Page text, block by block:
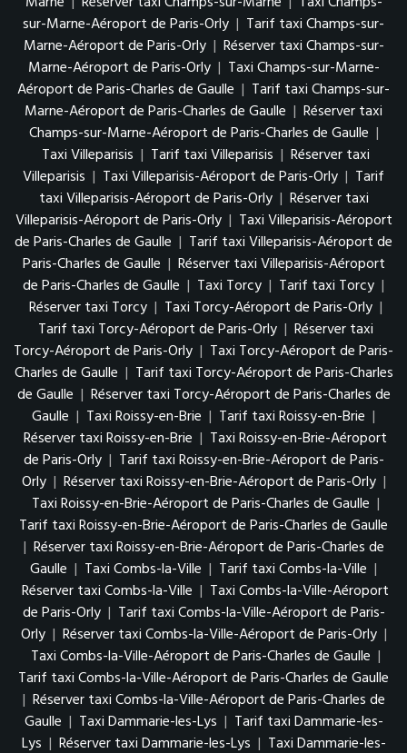
sur-Marne-Aéroport de Paris-Orly | Tarif taxi Champs-sur-
Marne-Aéroport de Paris-Orly | Réserver taxi Champs-sur-
Marne-Aéroport de Paris-Orly | Taxi Champs-sur-Marne-
Aéroport de Paris-Charles de Gaulle | Tarif taxi Champs-sur-
Marne-Aéroport de Paris-Charles de Gaulle | Réserver taxi
Champs-sur-Marne-Aéroport de Paris-Charles de Gaulle |
Taxi Villeparisis | Tarif taxi Villeparisis | Réserver taxi
Villeparisis | Taxi Villeparisis-Aéroport de Paris-Orly | Tarif
taxi Villeparisis-Aéroport de Paris-Orly | Réserver taxi
Villeparisis-Aéroport de Paris-Orly | Taxi Villeparisis-Aéroport
de Paris-Charles de Gaulle | Tarif taxi Villeparisis-Aéroport de
Paris-Charles de Gaulle | Réserver taxi Villeparisis-Aéroport
de Paris-Charles de Gaulle | Taxi Torcy | Tarif taxi Torcy |
Réserver taxi Torcy | Taxi Torcy-Aéroport de Paris-Orly |
Tarif taxi Torcy-Aéroport de Paris-Orly | Réserver taxi
Torcy-Aéroport de Paris-Orly | Taxi Torcy-Aéroport de Paris-
Charles de Gaulle | Tarif taxi Torcy-Aéroport de Paris-Charles
de Gaulle | Réserver taxi Torcy-Aéroport de Paris-Charles de
Gaulle | Taxi Roissy-en-Brie | Tarif taxi Roissy-en-Brie |
Réserver taxi Roissy-en-Brie | Taxi Roissy-en-Brie-Aéroport
de Paris-Orly | Tarif taxi Roissy-en-Brie-Aéroport de Paris-
Orly | Réserver taxi Roissy-en-Brie-Aéroport de Paris-Orly |
Taxi Roissy-en-Brie-Aéroport de Paris-Charles de Gaulle |
Tarif taxi Roissy-en-Brie-Aéroport de Paris-Charles de Gaulle
| Réserver taxi Roissy-en-Brie-Aéroport de Paris-Charles de
Gaulle | Taxi Combs-la-Ville | Tarif taxi Combs-la-Ville |
Réserver taxi Combs-la-Ville | Taxi Combs-la-Ville-Aéroport
de Paris-Orly | Tarif taxi Combs-la-Ville-Aéroport de Paris-
Orly | Réserver taxi Combs-la-Ville-Aéroport de Paris-Orly |
Taxi Combs-la-Ville-Aéroport de Paris-Charles de Gaulle |
Tarif taxi Combs-la-Ville-Aéroport de Paris-Charles de Gaulle
| Réserver taxi Combs-la-Ville-Aéroport de Paris-Charles de
Gaulle | Taxi Dammarie-les-Lys | Tarif taxi Dammarie-les-
Lys | Réserver taxi Dammarie-les-Lys | Taxi Dammarie-les-